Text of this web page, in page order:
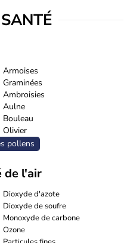
Armoises
Graminées
Ambroisies
Aulne
Bouleau
Olivier
pollens
de l'air
Dioxyde d'azote
Dioxyde de soufre
Monoxyde de carbone
Ozone